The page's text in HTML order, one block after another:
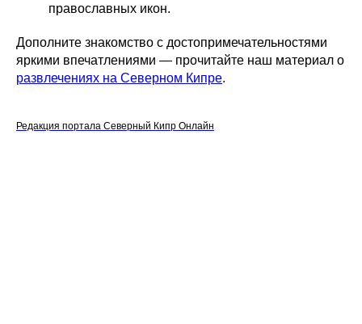
православных икон.
Дополните знакомство с достопримечательностями
яркими впечатлениями — прочитайте наш материал о
развлечениях на Северном Кипре.
Редакция портала Северный Кипр Онлайн